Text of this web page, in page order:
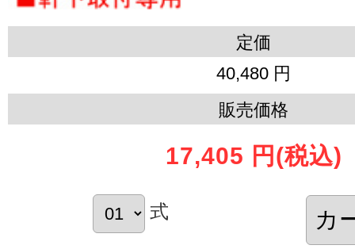
定価
40,480 円
販売価格
17,405 円 (税込)
式